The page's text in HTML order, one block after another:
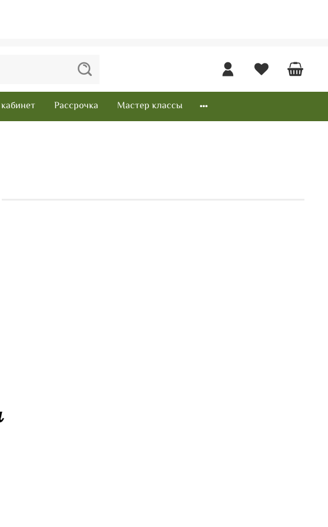
Рассрочка Мастер классы